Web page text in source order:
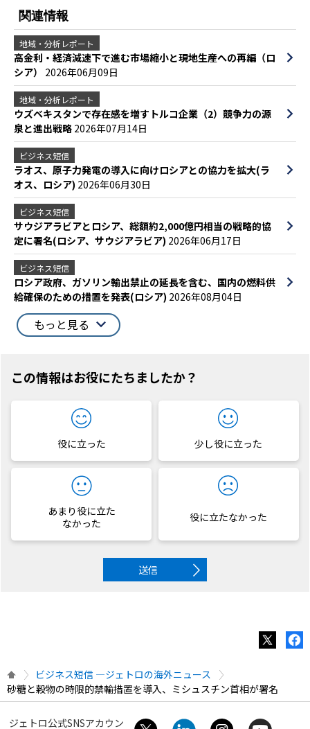
関連情報
地域・分析レポート
高金利・経済減速下で進む市場縮小と現地生産への再編（ロ
シア） 2026年06月09日
地域・分析レポート
ウズベキスタンで存在感を増すトルコ企業（2）競争力の源
泉と進出戦略 2026年07月14日
ビジネス短信
ラオス、原子力発電の導入に向けロシアとの協力を拡大(ラ
オス、ロシア) 2026年06月30日
ビジネス短信
サウジアラビアとロシア、総額約2,000億円相当の戦略的協
定に署名(ロシア、サウジアラビア) 2026年06月17日
ビジネス短信
ロシア政府、ガソリン輸出禁止の延長を含む、国内の燃料供
給確保のための措置を発表(ロシア) 2026年08月04日
もっと見る
この情報はお役にたちましたか？
役に立った 少し役に立った
あまり役に立た
なかった
役に立たなかった
送信
ビジネス短信 ―ジェトロの海外ニュース
砂糖と穀物の時限的禁輸措置を導入、ミシュスチン首相が署名
ジェトロ公式SNSアカウン